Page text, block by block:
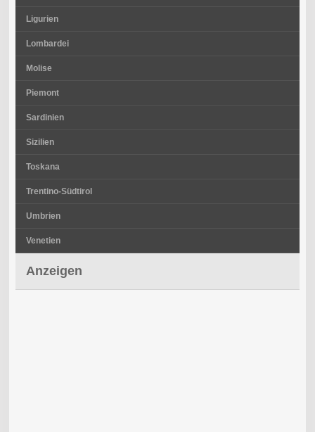
Ligurien
Lombardei
Molise
Piemont
Sardinien
Sizilien
Toskana
Trentino-Südtirol
Umbrien
Venetien
Anzeigen